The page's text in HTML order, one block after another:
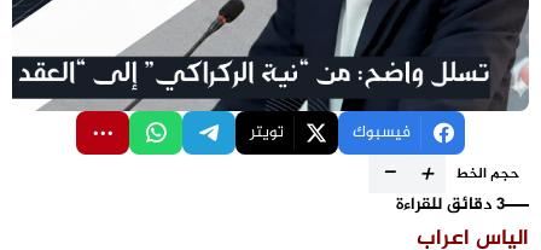
فيسبوك تويتر
حجم الخط +
-
3 دقائق للقراءة
الياس اعراب